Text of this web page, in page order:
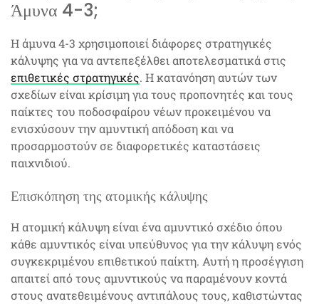
Άμυνα 4-3;
Η άμυνα 4-3 χρησιμοποιεί διάφορες στρατηγικές
κάλυψης για να αντεπεξέλθει αποτελεσματικά στις
επιθετικές στρατηγικές. Η κατανόηση αυτών των
σχεδίων είναι κρίσιμη για τους προπονητές και τους
παίκτες του ποδοσφαίρου νέων προκειμένου να
ενισχύσουν την αμυντική απόδοση και να
προσαρμοστούν σε διαφορετικές καταστάσεις
παιχνιδιού.
Επισκόπηση της ατομικής κάλυψης
Η ατομική κάλυψη είναι ένα αμυντικό σχέδιο όπου
κάθε αμυντικός είναι υπεύθυνος για την κάλυψη ενός
συγκεκριμένου επιθετικού παίκτη. Αυτή η προσέγγιση
απαιτεί από τους αμυντικούς να παραμένουν κοντά
στους ανατεθειμένους αντιπάλους τους, καθιστώντας